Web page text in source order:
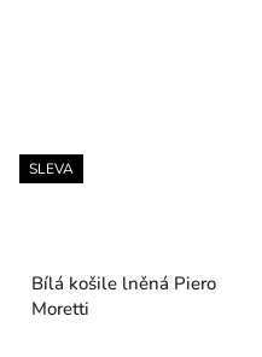
SLEVA
Bílá košile lněná Piero
Moretti